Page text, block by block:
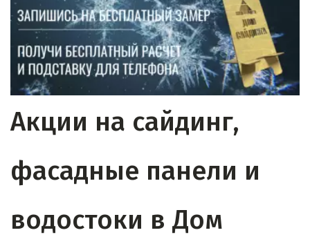
Акции на сайдинг,
фасадные панели и
водостоки в Дом